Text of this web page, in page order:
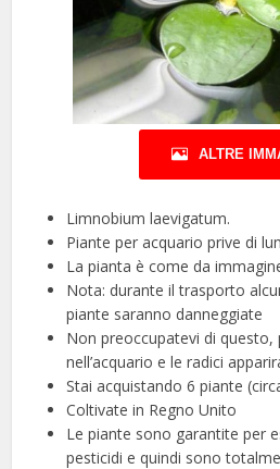
ALTRE
Limnobium laevigatum.
Piante per acquario prive di
La pianta è come da
Nota: durante il trasporto
piante saranno danneggiate
Non preoccupatevi di questo,
nell’acquario e le radici
Stai acquistando 6 piante
Coltivate in Regno Unito
Le piante sono garantite per
pesticidi e quindi sono